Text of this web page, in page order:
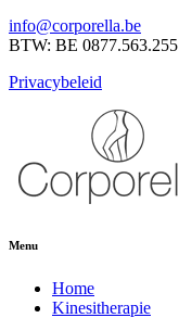
info@corporella.be
BTW: BE 0877.563.255
Privacybeleid
Menu
Home
Kinesitherapie